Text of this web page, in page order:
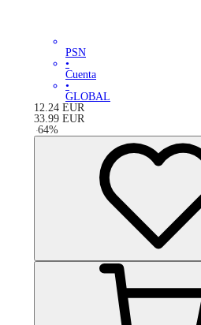
PSN
•
Cuenta
•
GLOBAL
12.24 EUR
33.99 EUR
-64%